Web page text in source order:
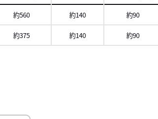
約560 約140 約90
約375 約140 約90